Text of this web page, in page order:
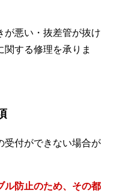
が悪い・抜差管が抜け
関する修理を承りま
受付ができない場合が
ル防止のため、その都